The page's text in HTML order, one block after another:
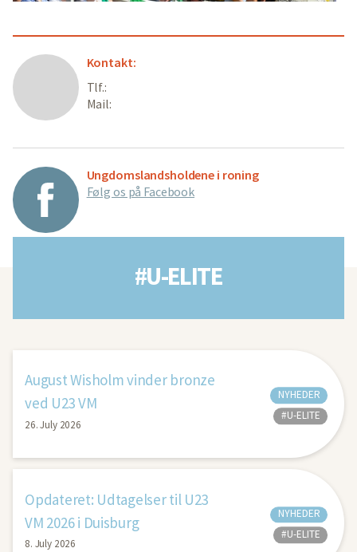
Kontakt:
Tlf.:
Mail:
Ungdomslandsholdene i roning
Følg os på Facebook
#U-ELITE
August Wisholm vinder bronze
ved U23 VM
26. July 2026
NYHEDER
#U-ELITE
Opdateret: Udtagelser til U23
VM 2026 i Duisburg
8. July 2026
NYHEDER
#U-ELITE